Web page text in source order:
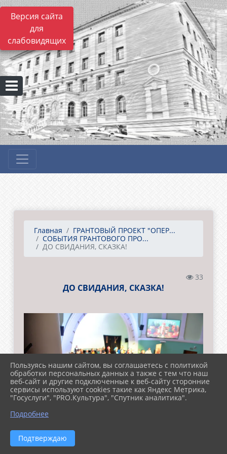
Версия сайта
для
слабовидящих
Главная
ГРАНТОВЫЙ ПРОЕКТ "ОПЕР...
СОБЫТИЯ ГРАНТОВОГО ПРО...
ДО СВИДАНИЯ, СКАЗКА!
33
ДО СВИДАНИЯ, СКАЗКА!
Пользуясь нашим сайтом, вы соглашаетесь с политикой
обработки персональных данных а также с тем что наш
веб-сайт и другие подключенные к веб-сайту сторонние
сервисы используют cookies такие как Яндекс Метрика,
"Госуслуги", "PRO.Культура", "Спутник аналитика".
Подробнее
Подтверждаю